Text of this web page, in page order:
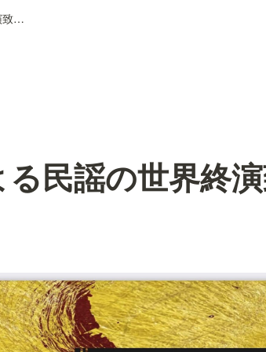
津軽三味線による民謡の世界終演致しました！
民謡の世界終